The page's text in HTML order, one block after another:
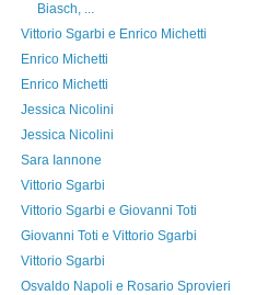
Biasch, ...
Vittorio Sgarbi e Enrico Michetti
Enrico Michetti
Enrico Michetti
Jessica Nicolini
Jessica Nicolini
Sara Iannone
Vittorio Sgarbi
Vittorio Sgarbi e Giovanni Toti
Giovanni Toti e Vittorio Sgarbi
Vittorio Sgarbi
Osvaldo Napoli e Rosario Sprovieri